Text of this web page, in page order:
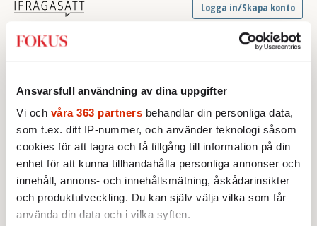
Ansvarsfull användning av dina uppgifter
Vi och våra 363 partners behandlar din personliga data,
som t.ex. ditt IP-nummer, och använder teknologi såsom
cookies för att lagra och få tillgång till information på din
enhet för att kunna tillhandahålla personliga annonser och
innehåll, annons- och innehållsmätning, åskådarinsikter
och produktutveckling. Du kan själv välja vilka som får
använda din data och i vilka syften.